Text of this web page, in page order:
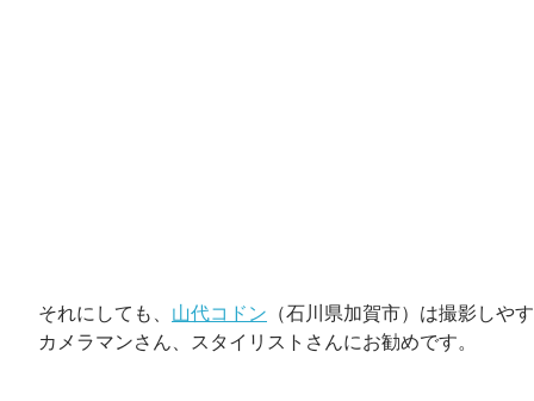
それにしても、 山代コドン （石川県加賀市）は撮影しや
カメラマンさん、スタイリストさんにお勧めです。